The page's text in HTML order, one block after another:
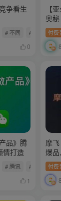
争看生
# 不同 # 错位
0
【
奥秘
付费
品》腾
情打造
# 腾讯 # 类产品
1
摩
爆
付费